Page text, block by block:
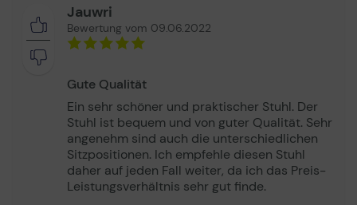
einer Traglast von bis zu 150 Kilogramm bietet der
SKILLER SGS40 auch in seinen Ausmaßen im
wahrsten Sinne des Wortes genügend Spielraum,
um das perfekte Gaming-Möbel für die
unterschiedlichsten Nutzertypen zu sein.
Höhe
86 cm
Winkeleinstellung
Winkel
Fünfzackiger Stern
5 x 7.5 cm
Jauwri
Bewertung vom 09.06.2022
Gute Qualität
Ein sehr schöner und praktischer Stuhl. Der
Stuhl ist bequem und von guter Qualität. Sehr
angenehm sind auch die unterschiedlichen
Sitzpositionen. Ich empfehle diesen Stuhl
daher auf jeden Fall weiter, da ich das Preis-
Leistungsverhältnis sehr gut finde.